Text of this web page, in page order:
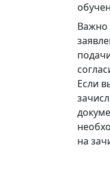
Важно
Если
на